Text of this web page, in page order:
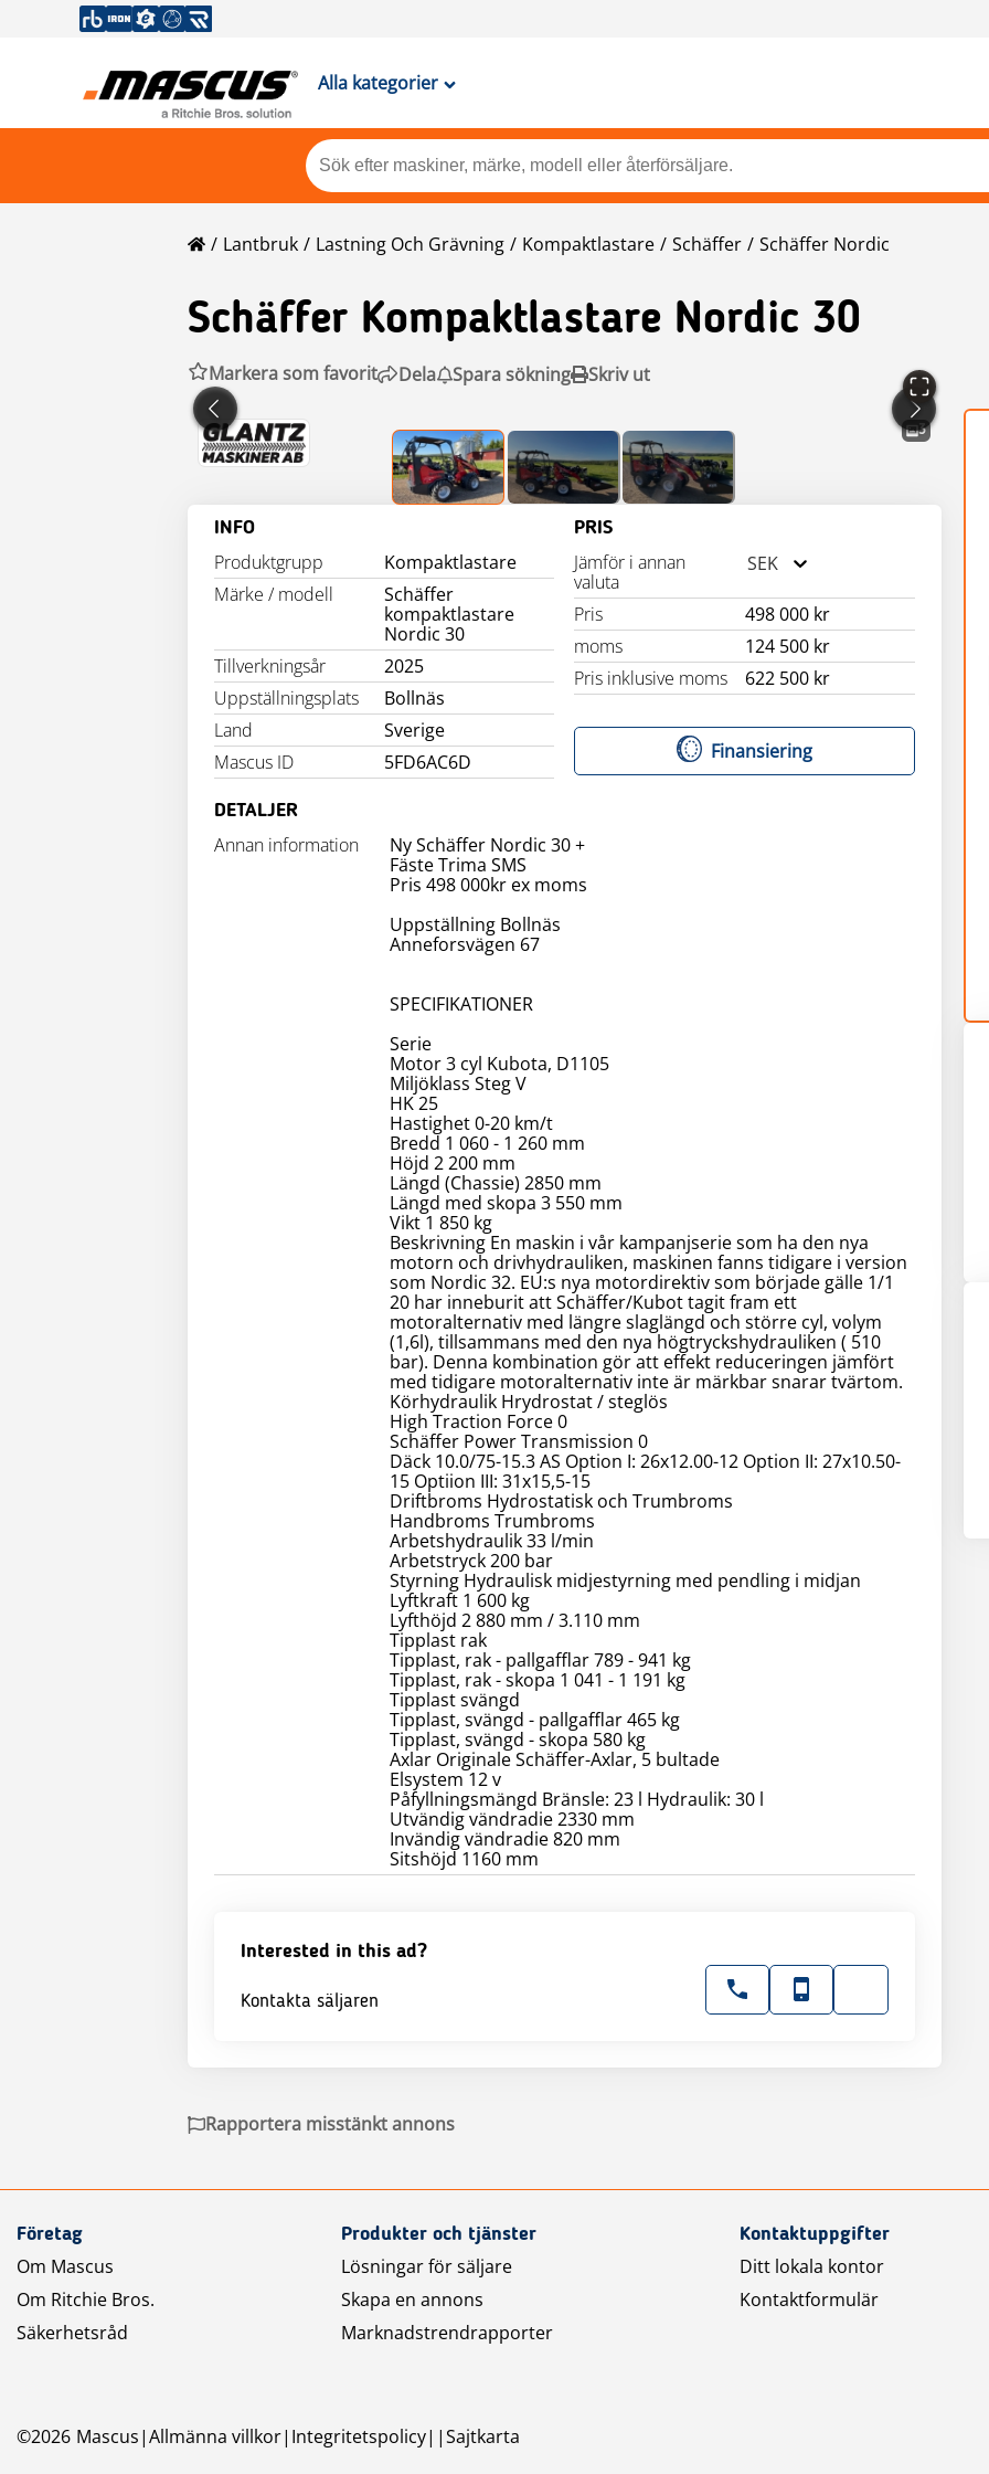
Alla kategorier
Lantbruk Lastning Och Grävning Kompaktlastare Schäffer Schäffer Nordic
Schäffer Kompaktlastare Nordic 30
Markera som favorit Dela Spara sökning Skriv ut
3
INFO
Produktgrupp
Kompaktlastare
Märke / modell
Schäffer
kompaktlastare
Nordic 30
Tillverkningsår
2025
Uppställningsplats
Bollnäs
Land
Sverige
Mascus ID
5FD6AC6D
PRIS
Jämför i annan
valuta
SEK
Pris
498 000 kr
moms
124 500 kr
Pris inklusive moms
622 500 kr
Finansiering
DETALJER
Annan information
Ny Schäffer Nordic 30 +
Fäste Trima SMS
Pris 498 000kr ex moms
Uppställning Bollnäs
Anneforsvägen 67
SPECIFIKATIONER
Serie
Motor 3 cyl Kubota, D1105
Miljöklass Steg V
HK 25
Hastighet 0-20 km/t
Bredd 1 060 - 1 260 mm
Höjd 2 200 mm
Längd (Chassie) 2850 mm
Längd med skopa 3 550 mm
Vikt 1 850 kg
Beskrivning En maskin i vår kampanjserie som ha den nya
motorn och drivhydrauliken, maskinen fanns tidigare i version
som Nordic 32. EU:s nya motordirektiv som började gälle 1/1
20 har inneburit att Schäffer/Kubot tagit fram ett
motoralternativ med längre slaglängd och större cyl, volym
(1,6l), tillsammans med den nya högtryckshydrauliken ( 510
bar). Denna kombination gör att effekt reduceringen jämfört
med tidigare motoralternativ inte är märkbar snarar tvärtom.
Körhydraulik Hrydrostat / steglös
High Traction Force 0
Schäffer Power Transmission 0
Däck 10.0/75-15.3 AS Option I: 26x12.00-12 Option II: 27x10.50-
15 Optiion III: 31x15,5-15
Driftbroms Hydrostatisk och Trumbroms
Handbroms Trumbroms
Arbetshydraulik 33 l/min
Arbetstryck 200 bar
Styrning Hydraulisk midjestyrning med pendling i midjan
Lyftkraft 1 600 kg
Lyfthöjd 2 880 mm / 3.110 mm
Tipplast rak
Tipplast, rak - pallgafflar 789 - 941 kg
Tipplast, rak - skopa 1 041 - 1 191 kg
Tipplast svängd
Tipplast, svängd - pallgafflar 465 kg
Tipplast, svängd - skopa 580 kg
Axlar Originale Schäffer-Axlar, 5 bultade
Elsystem 12 v
Påfyllningsmängd Bränsle: 23 l Hydraulik: 30 l
Utvändig vändradie 2330 mm
Invändig vändradie 820 mm
Sitshöjd 1160 mm
Interested in this ad?
Kontakta säljaren
Rapportera misstänkt annons
Företag
Om Mascus
Om Ritchie Bros.
Säkerhetsråd
Produkter och tjänster
Lösningar för säljare
Skapa en annons
Marknadstrendrapporter
Kontaktuppgifter
Ditt lokala kontor
Kontaktformulär
©2026 Mascus Allmänna villkor Integritetspolicy Sajtkarta